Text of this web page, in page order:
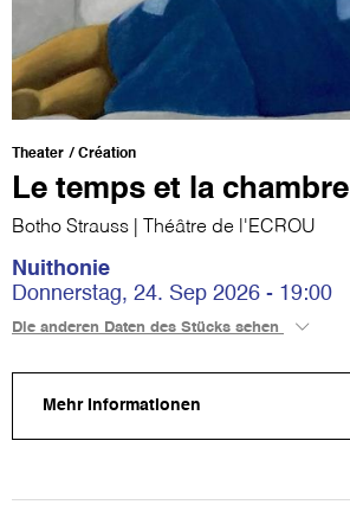
Theater Création
Le temps et la chambre
Botho Strauss | Théâtre de l'ECROU
Nuithonie
Donnerstag, 24. Sep 2026 - 19:00
Die anderen Daten des Stücks sehen
Mehr Informationen